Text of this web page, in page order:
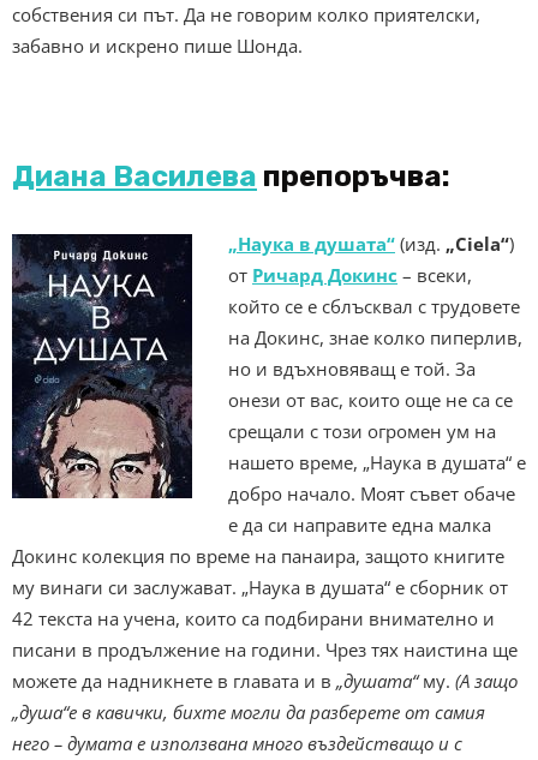
собствения си път. Да не говорим колко приятелски,
забавно и искрено пише Шонда.
Диана Василева препоръчва:
„Наука в душата“ (изд. „Ciela“)
от Ричард Докинс – всеки,
който се е сблъсквал с трудовете
на Докинс, знае колко пиперлив,
но и вдъхновяващ е той. За
онези от вас, които още не са се
срещали с този огромен ум на
нашето време, „Наука в душата“ е
добро начало. Моят съвет обаче
е да си направите една малка
Докинс колекция по време на панаира, защото книгите
му винаги си заслужават. „Наука в душата“ е сборник от
42 текста на учена, които са подбирани внимателно и
писани в продължение на години. Чрез тях наистина ще
можете да надникнете в главата и в „душата“му. (А защо
„душа“е в кавички, бихте могли да разберете от самия
него – думата е използвана много въздействащо и с